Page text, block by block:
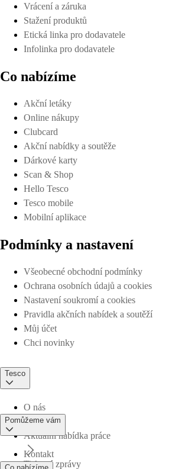
Vrácení a záruka
Stažení produktů
Etická linka pro dodavatele
Infolinka pro dodavatele
Co nabízíme
Akční letáky
Online nákupy
Clubcard
Akční nabídky a soutěže
Dárkové karty
Scan & Shop
Hello Tesco
Tesco mobile
Mobilní aplikace
Podmínky a nastavení
Všeobecné obchodní podmínky
Ochrana osobních údajů a cookies
Nastavení soukromí a cookies
Pravidla akčních nabídek a soutěží
Můj účet
Chci novinky
Tesco
O nás
Aktuální nabídka práce
Tiskové zprávy
Pomůžeme vám
Kontakt